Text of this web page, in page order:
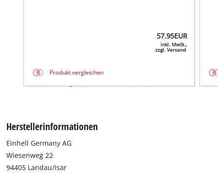
57.95EUR
inkl. MwSt.,
zzgl. Versand
Produkt vergleichen
Herstellerinformationen
Einhell Germany AG
Wiesenweg 22
94405 Landau/Isar